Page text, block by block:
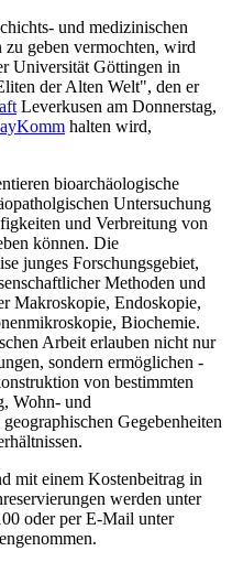
und medizinischen
geben vermochten, wird
Universität Göttingen in
der Alten Welt", den er
Leverkusen am Donnerstag,
halten wird,
bioarchäologische
Untersuchung
und Verbreitung von
können. Die
junges Forschungsgebiet,
Methoden und
Makroskopie, Endoskopie,
Biochemie.
Arbeit erlauben nicht nur
sondern ermöglichen -
von bestimmten
Wohn- und
Gegebenheiten
mit einem Kostenbeitrag in
werden unter
oder per E-Mail unter